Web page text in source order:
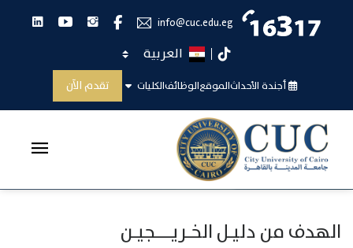
info@cuc.edu.eg فيس بوكانستجراميوتيوبلينكدان
تيك توكاختر اللغة
أجندة الأحداثالموقعالوظائفالكليات تقدم الآن
الرئيسية دليل الخريجين
الهدف من دليـل الخـريــــجيـن